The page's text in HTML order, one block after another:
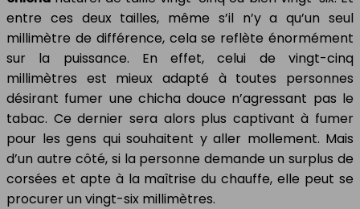
entre ces deux tailles, même s’il n’y a qu’un seul
millimètre de différence, cela se reflète énormément
sur la puissance. En effet, celui de vingt-cinq
millimètres est mieux adapté à toutes personnes
désirant fumer une chicha douce n’agressant pas le
tabac. Ce dernier sera alors plus captivant à fumer
pour les gens qui souhaitent y aller mollement. Mais
d’un autre côté, si la personne demande un surplus de
corsées et apte à la maîtrise du chauffe, elle peut se
procurer un vingt-six millimètres.